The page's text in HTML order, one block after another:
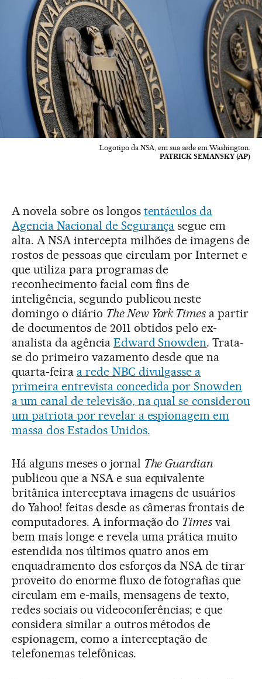
Logotipo da NSA, em sua sede em Washington.
PATRICK SEMANSKY (AP)
A novela sobre os longos tentáculos da
Agencia Nacional de Segurança segue em
alta. A NSA intercepta milhões de imagens de
rostos de pessoas que circulam por Internet e
que utiliza para programas de
reconhecimento facial com fins de
inteligência, segundo publicou neste
domingo o diário The New York Times a partir
de documentos de 2011 obtidos pelo ex-
analista da agência Edward Snowden. Trata-
se do primeiro vazamento desde que na
quarta-feira a rede NBC divulgasse a
primeira entrevista concedida por Snowden
a um canal de televisão, na qual se considerou
um patriota por revelar a espionagem em
massa dos Estados Unidos.
Há alguns meses o jornal The Guardian
publicou que a NSA e sua equivalente
britânica interceptava imagens de usuários
do Yahoo! feitas desde as câmeras frontais de
computadores. A informação do Times vai
bem mais longe e revela uma prática muito
estendida nos últimos quatro anos em
enquadramento dos esforços da NSA de tirar
proveito do enorme fluxo de fotografias que
circulam em e-mails, mensagens de texto,
redes sociais ou videoconferências; e que
considera similar a outros métodos de
espionagem, como a interceptação de
telefonemas telefônicas.